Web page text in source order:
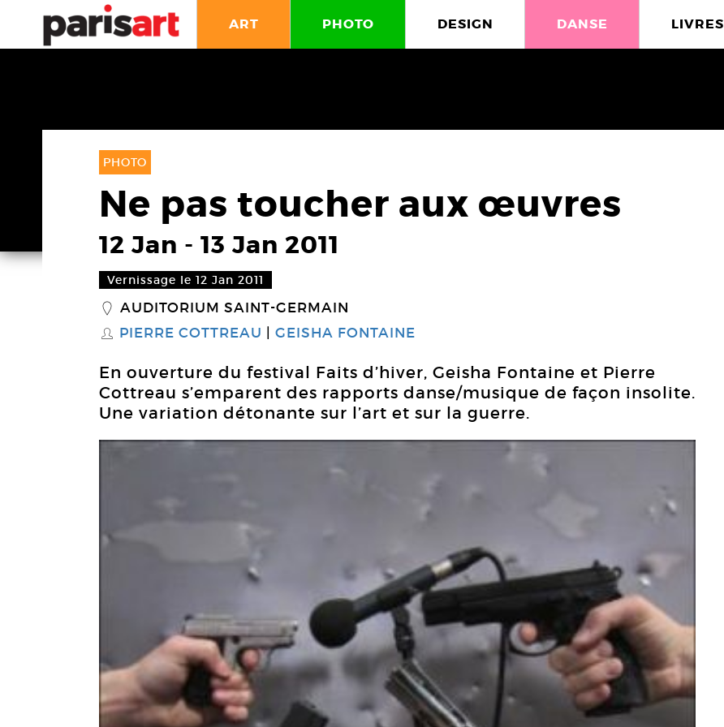
ART PHOTO DESIGN DANSE LIVRES
PHOTO
Ne pas toucher aux œuvres
12 Jan - 13 Jan 2011
Vernissage le 12 Jan 2011
_ AUDITORIUM SAINT-GERMAIN
S PIERRE COTTREAU GEISHA FONTAINE
En ouverture du festival Faits d’hiver, Geisha Fontaine et Pierre
Cottreau s’emparent des rapports danse/musique de façon insolite.
Une variation détonante sur l’art et sur la guerre.